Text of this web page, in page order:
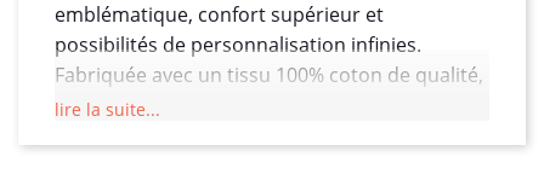
emblématique, confort supérieur et
possibilités de personnalisation infinies.
Fabriquée avec un tissu 100% coton de qualité,
cette casquette incarne la fusion parfaite entre
lire la suite...